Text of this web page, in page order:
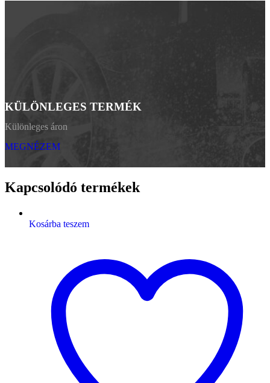
KÜLÖNLEGES TERMÉK
Különleges áron
MEGNÉZEM
Kapcsolódó termékek
Kosárba teszem